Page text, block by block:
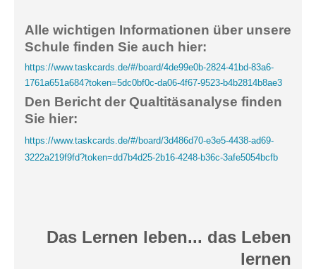
Alle wichtigen Informationen über unsere
Schule finden Sie auch hier:
https://www.taskcards.de/#/board/4de99e0b-2824-41bd-83a6-
1761a651a684?token=5dc0bf0c-da06-4f67-9523-b4b2814b8ae3
Den Bericht der Qualtitäsanalyse finden
Sie hier:
https://www.taskcards.de/#/board/3d486d70-e3e5-4438-ad69-
3222a219f9fd?token=dd7b4d25-2b16-4248-b36c-3afe5054bcfb
Das Lernen leben... das Leben
lernen